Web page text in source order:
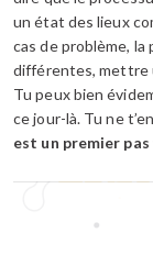
un état des lieux
cas de problème,
différentes, mettre
Tu peux bien
ce jour-là. Tu ne
est un premier